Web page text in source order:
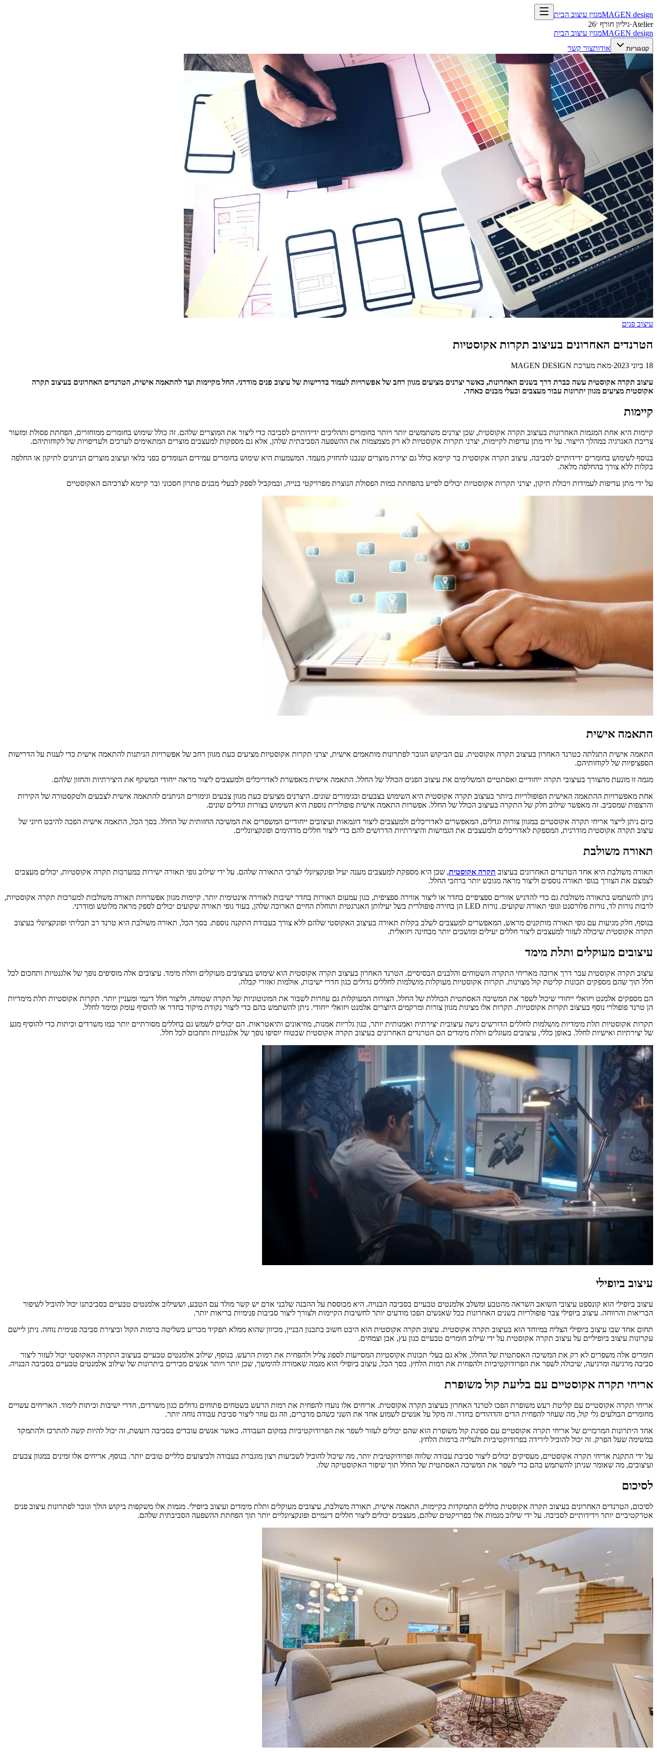
MAGEN design
מגזין עיצוב הבית
Atelier
·גיליון חורף ׳26
MAGEN design מגזין עיצוב הבית
קטגוריות אודותצור קשר
עיצוב פנים
הטרנדים האחרונים בעיצוב תקרות אקוסטיות
18 ביוני 2023 ·מאת מערכת MAGEN DESIGN
עיצוב תקרה אקוסטית עשה כברת דרך בשנים האחרונות, כאשר יצרנים מציעים מגוון רחב של אפשרויות לעמוד בדרישות של עיצוב פנים מודרני. החל מקיימות ועד להתאמה אישית, הטרנדים האחרונים בעיצוב תקרה
אקוסטית מציעים מגוון יתרונות עבור מעצבים ובעלי מבנים כאחד.
קיימות
קיימות היא אחת המגמות האחרונות בעיצוב תקרה אקוסטית, שכן יצרנים משתמשים יותר ויותר בחומרים ותהליכים ידידותיים לסביבה כדי ליצור את המוצרים שלהם. זה כולל שימוש בחומרים ממוחזרים, הפחתת פסולת ומזעור
צריכת האנרגיה במהלך הייצור. על ידי מתן עדיפות לקיימות, יצרני תקרות אקוסטיות לא רק מצמצמות את ההשפעה הסביבתית שלהן, אלא גם מספקות למעצבים מוצרים המתאימים לערכים ולעדיפויות של לקוחותיהם.
בנוסף לשימוש בחומרים ידידותיים לסביבה, עיצוב תקרה אקוסטית בר קיימא כולל גם יצירת מוצרים שנבנו להחזיק מעמד. המשמעות היא שימוש בחומרים עמידים העומדים בפני בלאי ועיצוב מוצרים הניתנים לתיקון או החלפה
בקלות ללא צורך בהחלפה מלאה.
על ידי מתן עדיפות לעמידות ויכולת תיקון, יצרני תקרות אקוסטיות יכולים לסייע בהפחתת כמות הפסולת הנוצרת מפרויקטי בנייה, ובמקביל לספק לבעלי מבנים פתרון חסכוני ובר קיימא לצרכיהם האקוסטיים
התאמה אישית
התאמה אישית התגלתה כטרנד האחרון בעיצוב תקרה אקוסטית. עם הביקוש הגובר לפתרונות מותאמים אישית, יצרני תקרות אקוסטיות מציעים כעת מגוון רחב של אפשרויות הניתנות להתאמה אישית כדי לענות על הדרישות
הספציפיות של לקוחותיהם.
מגמה זו מונעת מהצורך בעיצובי תקרה ייחודיים ואסתטיים המשלימים את עיצוב הפנים הכולל של החלל. התאמה אישית מאפשרת לאדריכלים ולמעצבים ליצור מראה ייחודי המשקף את היצירתיות והחזון שלהם.
אחת מאפשרויות ההתאמה האישית הפופולריות ביותר בעיצוב תקרה אקוסטית היא השימוש בצבעים ובגימורים שונים. היצרנים מציעים כעת מגוון צבעים וגימורים הניתנים להתאמה אישית לצבעים ולטקסטורה של הקירות
והרצפות שמסביב. זה מאפשר שילוב חלק של התקרה בעיצוב הכולל של החלל. אפשרות התאמה אישית פופולרית נוספת היא השימוש בצורות וגדלים שונים.
כיום ניתן לייצר אריחי תקרה אקוסטיים במגוון צורות וגדלים, המאפשרים לאדריכלים ולמעצבים ליצור דוגמאות ועיצובים ייחודיים המשפרים את המשיכה החזותית של החלל. בסך הכל, התאמה אישית הפכה להיבט חיוני של
עיצוב תקרה אקוסטית מודרנית, המספקת לאדריכלים ולמעצבים את הגמישות והיצירתיות הדרושים להם כדי ליצור חללים מדהימים ופונקציונליים.
תאורה משולבת
תאורה משולבת היא אחד הטרנדים האחרונים בעיצוב תקרה אקוסטית, שכן היא מספקת למעצבים מענה יעיל ופונקציונלי לצרכי התאורה שלהם. על ידי שילוב גופי תאורה ישירות במערכות תקרה אקוסטיות, יכולים מעצבים
לצמצם את הצורך בגופי תאורה נוספים וליצור מראה מגובש יותר ברחבי החלל.
ניתן להשתמש בתאורה משולבת גם כדי להדגיש אזורים ספציפיים בחדר או ליצור אווירה ספציפית, כגון עמעום האורות בחדר ישיבות לאווירה אינטימית יותר. קיימות מגוון אפשרויות תאורה משולבות למערכות תקרה אקוסטיות,
לרבות נורות לד, נורות פלורסנט וגופי תאורה שקועים. נורות LED הן בחירה פופולרית בשל יעילותן האנרגטית ותוחלת החיים הארוכה שלהן, בעוד גופי תאורה שקועים יכולים לספק מראה מלוטש ומודרני.
בנוסף, חלק מגיעות עם גופי תאורה מותקנים מראש, המאפשרים למעצבים לשלב בקלות תאורה בעיצוב האקוסטי שלהם ללא צורך בעבודת התקנה נוספת. בסך הכל, תאורה משולבת היא טרנד רב תכליתי ופונקציונלי בעיצוב
תקרה אקוסטית שיכולה לעזור למעצבים ליצור חללים יעילים ומושכים יותר מבחינה ויזואלית.
עיצובים מעוקלים ותלת מימד
עיצוב תקרה אקוסטית עבר דרך ארוכה מאריחי התקרה השטוחים והלבנים הבסיסיים. הטרנד האחרון בעיצוב תקרה אקוסטית הוא שימוש בעיצובים מעוקלים ותלת מימד. עיצובים אלה מוסיפים נופך של אלגנטיות ותחכום לכל
חלל תוך שהם מספקים תכונות קליטת קול מצוינות. תקרות אקוסטיות מעוקלות מושלמות לחללים גדולים כגון חדרי ישיבות, אולמות ואזורי קבלה.
הם מספקים אלמנט ויזואלי ייחודי שיכול לשפר את המשיכה האסתטית הכוללת של החלל. הצורות המעוקלות גם עוזרות לשבור את המונוטוניות של תקרה שטוחה, וליצור חלל דינמי ומעניין יותר. תקרות אקוסטיות תלת מימדיות
הן טרנד פופולרי נוסף בעיצוב תקרות אקוסטיות. תקרות אלו מציגות מגוון צורות ומרקמים היוצרים אלמנט ויזואלי ייחודי. ניתן להשתמש בהם כדי ליצור נקודת מיקוד בחדר או להוסיף עומק ומימד לחלל.
תקרות אקוסטיות תלת מימדיות מושלמות לחללים הדורשים גישה עיצובית יצירתית ואמנותית יותר, כגון גלריות אמנות, מוזיאונים ותיאטראות. הם יכולים לשמש גם בחללים מסורתיים יותר כמו משרדים וכיתות כדי להוסיף מגע
של יצירתיות ואישיות לחלל. באופן כללי, עיצובים מעוגלים ותלת מימדים הם הטרנדים האחרונים בעיצוב תקרה אקוסטית שבטוח יוסיפו נופך של אלגנטיות ותחכום לכל חלל.
עיצוב ביופילי
עיצוב ביופילי הוא קונספט עיצובי השואב השראה מהטבע ומשלב אלמנטים טבעיים בסביבה הבנויה. היא מבוססת על ההבנה שלבני אדם יש קשר מולד עם הטבע, וששילוב אלמנטים טבעיים בסביבתנו יכול להוביל לשיפור
הבריאות והרווחה. עיצוב ביופילי צבר פופולריות בשנים האחרונות ככל שאנשים הפכו מודעים יותר לחשיבות הקיימות ולצורך ליצור סביבות פנימיות בריאות יותר.
תחום אחד שבו עיצוב ביופילי הצליח במיוחד הוא בעיצוב תקרה אקוסטית. עיצוב תקרה אקוסטית הוא היבט חשוב בתכנון הבניין, מכיוון שהוא ממלא תפקיד מכריע בשליטה ברמות הקול וביצירת סביבה פנימית נוחה. ניתן ליישם
עקרונות עיצוב ביופיליים על עיצוב תקרה אקוסטית על ידי שילוב חומרים טבעיים כגון עץ, אבן וצמחים.
חומרים אלה משפרים לא רק את המשיכה האסתטית של החלל, אלא גם בעלי תכונות אקוסטיות המסייעות לספוג צליל ולהפחית את רמות הרעש. בנוסף, שילוב אלמנטים טבעיים בעיצוב התקרה האקוסטי יכול לעזור ליצור
סביבה מרגיעה ומרגיעה, שיכולה לשפר את הפרודוקטיביות ולהפחית את רמות הלחץ. בסך הכל, עיצוב ביופילי הוא מגמה שאמורה להימשך, שכן יותר ויותר אנשים מכירים ביתרונות של שילוב אלמנטים טבעיים בסביבה הבנויה.
אריחי תקרה אקוסטיים עם בליעת קול משופרת
אריחי תקרה אקוסטיים עם קליטת רעש משופרת הפכו לטרנד האחרון בעיצוב תקרה אקוסטית. אריחים אלו נועדו להפחית את רמות הרעש בשטחים פתוחים גדולים כגון משרדים, חדרי ישיבות וכיתות לימוד. האריחים עשויים
מחומרים הבולעים גלי קול, מה שעוזר להפחית הדים והדהודים בחדר. זה מקל על אנשים לשמוע אחד את השני כשהם מדברים, וזה גם עוזר ליצור סביבת עבודה נוחה יותר.
אחד היתרונות המרכזיים של אריחי תקרה אקוסטיים עם ספיגת קול משופרת הוא שהם יכולים לעזור לשפר את הפרודוקטיביות במקום העבודה. כאשר אנשים עובדים בסביבה רועשת, זה יכול להיות קשה להתרכז ולהתמקד
במשימה שעל הפרק. זה יכול להוביל לירידה בפרודוקטיביות ולעלייה ברמות הלחץ.
על ידי התקנת אריחי תקרה אקוסטיים, מעסיקים יכולים ליצור סביבת עבודה שלווה ופרודוקטיבית יותר, מה שיכול להוביל לשביעות רצון מוגברת בעבודה ולביצועים כלליים טובים יותר. בנוסף, אריחים אלו זמינים במגוון צבעים
ועיצובים, מה שאומר שניתן להשתמש בהם כדי לשפר את המשיכה האסתטית של החלל תוך שיפור האקוסטיקה שלו.
לסיכום
לסיכום, הטרנדים האחרונים בעיצוב תקרה אקוסטית כוללים התמקדות בקיימות, התאמה אישית, תאורה משולבת, עיצובים מעוקלים ותלת מימדים ועיצוב ביופילי. מגמות אלו משקפות ביקוש הולך וגובר לפתרונות עיצוב פנים
אטרקטיביים יותר וידידותיים לסביבה. על ידי שילוב מגמות אלו בפרויקטים שלהם, מעצבים יכולים ליצור חללים דינמיים ופונקציונליים יותר תוך הפחתת ההשפעה הסביבתית שלהם.